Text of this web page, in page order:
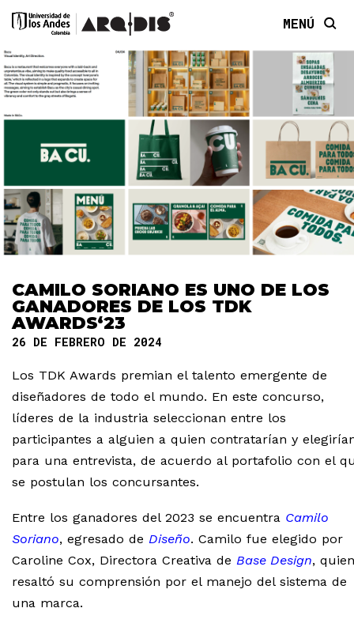
MENÚ
CAMILO SORIANO ES UNO DE LOS
GANADORES DE LOS TDK
AWARDS‘23
26 DE FEBRERO DE 2024
Los TDK Awards premian el talento emergente de
diseñadores de todo el mundo. En este concurso,
líderes de la industria seleccionan entre los
participantes a alguien a quien contratarían y
para una entrevista, de acuerdo al portafolio con el
se postulan los concursantes.
Entre los ganadores del 2023 se encuentra Camilo
Soriano, egresado de Diseño. Camilo fue elegido por
Caroline Cox, Directora Creativa de Base Design, quien
resaltó su comprensión por el manejo del sistema de
una marca.